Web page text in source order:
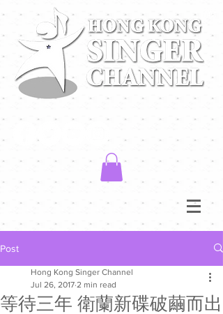
Post
等待三年 衛蘭新碟破繭而出
Hong Kong Singer Channel
Jul 26, 2017 2 min read